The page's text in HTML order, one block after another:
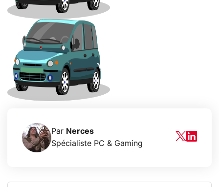
Par Nerces
Spécialiste PC & Gaming